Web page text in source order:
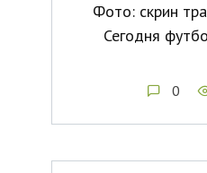
Фото: скрин
Сегодня
0